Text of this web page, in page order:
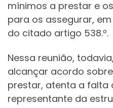
mínimos a prestar e
para os assegurar,
do citado artigo 538.º.
Nessa reunião,
alcançar acordo
prestar, atenta a falta
representante da